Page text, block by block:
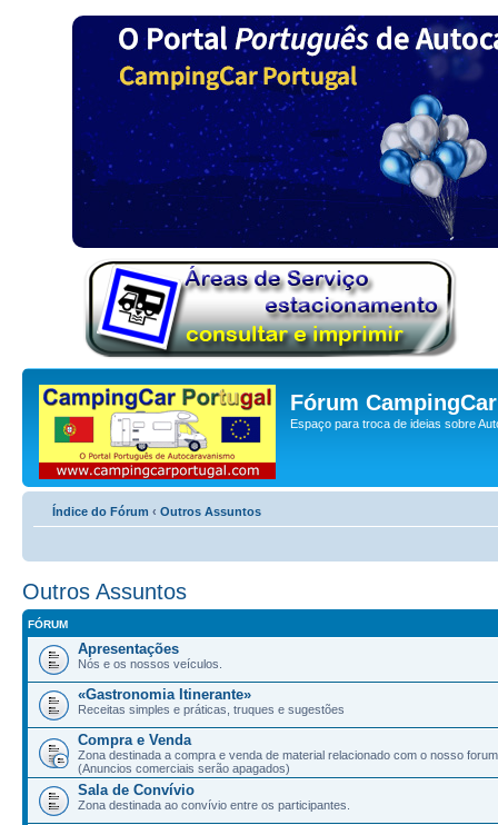
Fórum
Espaço para troca de ideias sobre
Índice do Fórum ‹ Outros Assuntos
Outros Assuntos
FÓRUM
Apresentações
Nós e os nossos veículos.
«Gastronomia Itinerante»
Receitas simples e práticas, truques e sugestões
Compra e Venda
Zona destinada a compra e venda de material relacionado com o nosso
(Anuncios comerciais serão apagados)
Sala de Convívio
Zona destinada ao convívio entre os participantes.